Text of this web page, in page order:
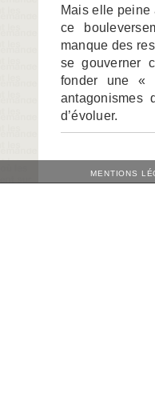
Mais elle peine
ce
manque des
se gouverner
fonder une «
d’évoluer.
MENTIONS